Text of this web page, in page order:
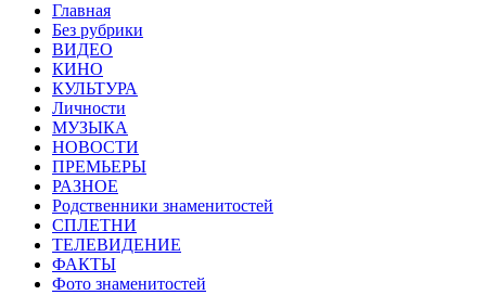
Главная
Без рубрики
ВИДЕО
КИНО
КУЛЬТУРА
Личности
МУЗЫКА
НОВОСТИ
ПРЕМЬЕРЫ
РАЗНОЕ
Родственники знаменитостей
СПЛЕТНИ
ТЕЛЕВИДЕНИЕ
ФАКТЫ
Фото знаменитостей